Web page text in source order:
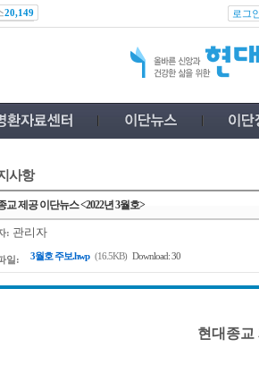
20,149 로그
사항
교 제공 이단뉴스 <2022년 3월호>
: 관리자
일: 3월호 주보.hwp (16.5KB) Download: 30
현대종교